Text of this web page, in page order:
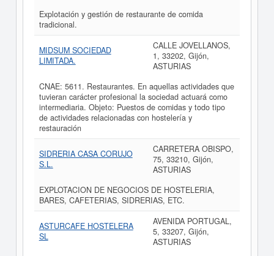
Explotación y gestión de restaurante de comida
tradicional.
MIDSUM SOCIEDAD
LIMITADA.
CALLE JOVELLANOS,
1, 33202, Gijón,
ASTURIAS
CNAE: 5611. Restaurantes. En aquellas actividades que
tuvieran carácter profesional la sociedad actuará como
intermediaria. Objeto: Puestos de comidas y todo tipo
de actividades relacionadas con hostelería y
restauración
SIDRERIA CASA CORUJO
S.L.
CARRETERA OBISPO,
75, 33210, Gijón,
ASTURIAS
EXPLOTACION DE NEGOCIOS DE HOSTELERIA,
BARES, CAFETERIAS, SIDRERIAS, ETC.
ASTURCAFE HOSTELERA
SL
AVENIDA PORTUGAL,
5, 33207, Gijón,
ASTURIAS